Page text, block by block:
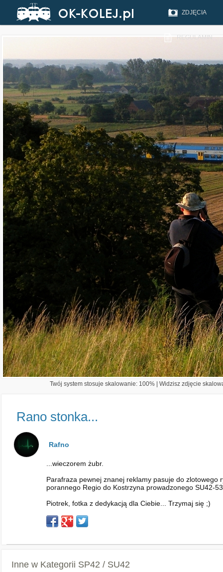
ZDJĘCIA
REGULAMIN
Twój system stosuje skalowanie: 100% | Widzisz zdjęcie
Rano stonka...
Rafno
...wieczorem żubr.
Parafraza pewnej znanej reklamy pasuje do
porannego Regio do Kostrzyna prowadzonego SU42-
Piotrek, fotka z dedykacją dla Ciebie... Trzymaj się ;)
Inne w Kategorii SP42 / SU42